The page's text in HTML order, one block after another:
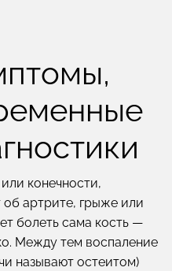
конечности,
артрите, грыже или
болеть сама кость —
Между тем воспаление
называют остеитом)